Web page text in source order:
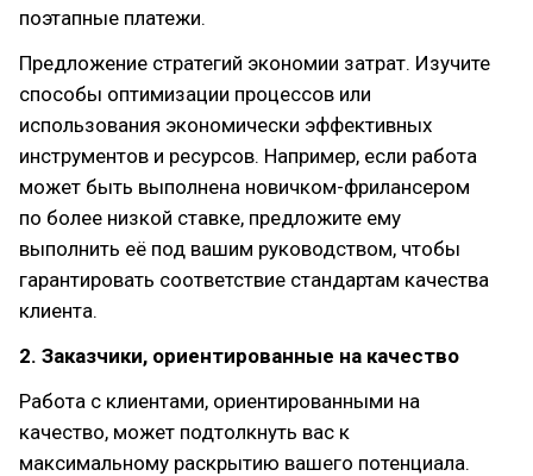
поэтапные платежи.
Предложение стратегий экономии затрат. Изучите
способы оптимизации процессов или
использования экономически эффективных
инструментов и ресурсов. Например, если работа
может быть выполнена новичком-фрилансером
по более низкой ставке, предложите ему
выполнить её под вашим руководством, чтобы
гарантировать соответствие стандартам качества
клиента.
2. Заказчики, ориентированные на качество
Работа с клиентами, ориентированными на
качество, может подтолкнуть вас к
максимальному раскрытию вашего потенциала.